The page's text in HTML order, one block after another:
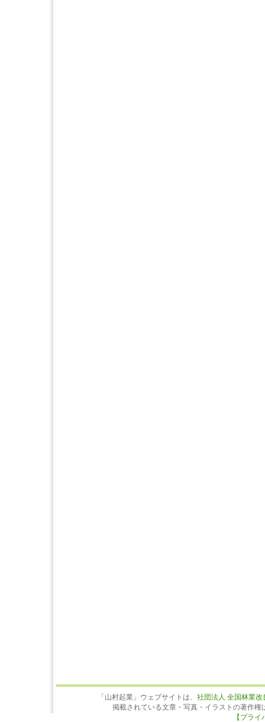
「山村起業」ウェブサイトは、 社団法人 全国林業
掲載されている文章・写真・イラストの著作
【プラ